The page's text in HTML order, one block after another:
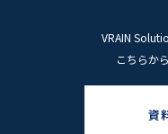
VRAIN
こちらか
資